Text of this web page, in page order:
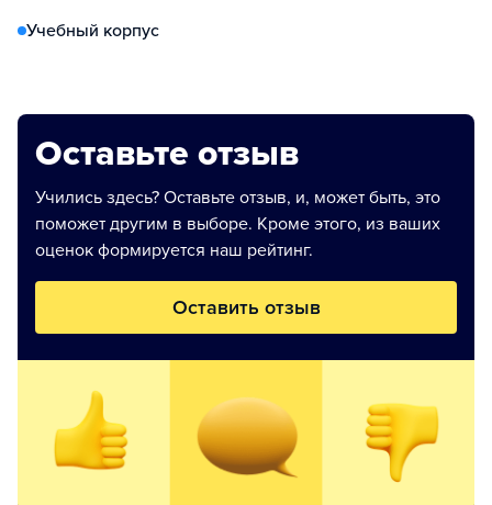
Учебный корпус
Оставьте отзыв
Учились здесь? Оставьте отзыв, и, может быть, это
поможет другим в выборе. Кроме этого, из ваших
оценок формируется наш рейтинг.
Оставить отзыв